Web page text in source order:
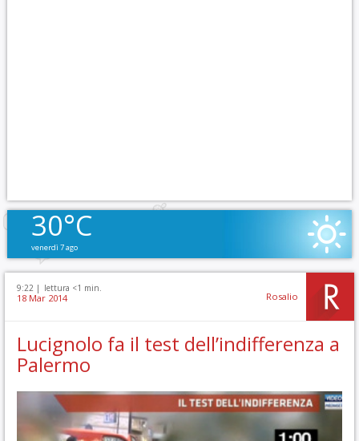
30°C
venerdì 7 ago
9:22 | lettura <1 min.
18 Mar 2014 Rosalio
Lucignolo fa il test dell’indifferenza a
Palermo